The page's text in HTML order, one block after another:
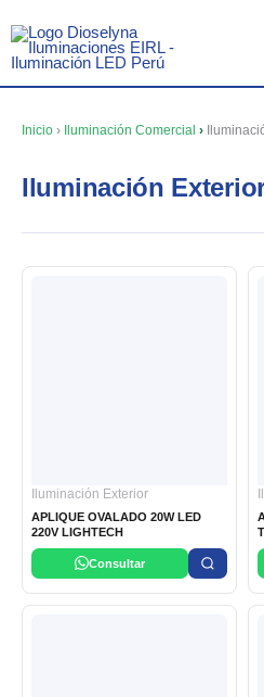
contenido
Inicio › Iluminación Comercial ›
Iluminación
Iluminación Exterior
APLIQUE OVALADO 20W LED
220V LIGHTECH
Consultar